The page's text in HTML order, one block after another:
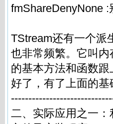
fmShareDenyNone
TStream还有一个派
也非常频繁。它叫
的基本方法和函数跟
好了，有了上面的
二、实际应用之一